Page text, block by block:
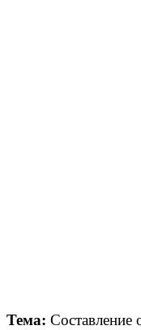
Тема: Составление